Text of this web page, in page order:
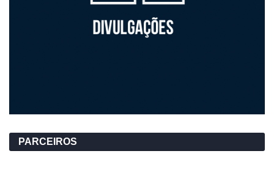
PARCEIROS